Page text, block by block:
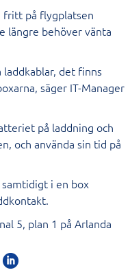
fritt på flygplatsen
längre behöver vänta
det finns
säger IT-Manager
på laddning och
och använda sin tid på
i en box
5, plan 1 på Arlanda